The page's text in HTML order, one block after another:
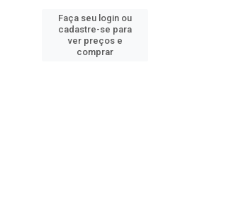
Faça seu login ou
cadastre-se para
ver preços e
comprar